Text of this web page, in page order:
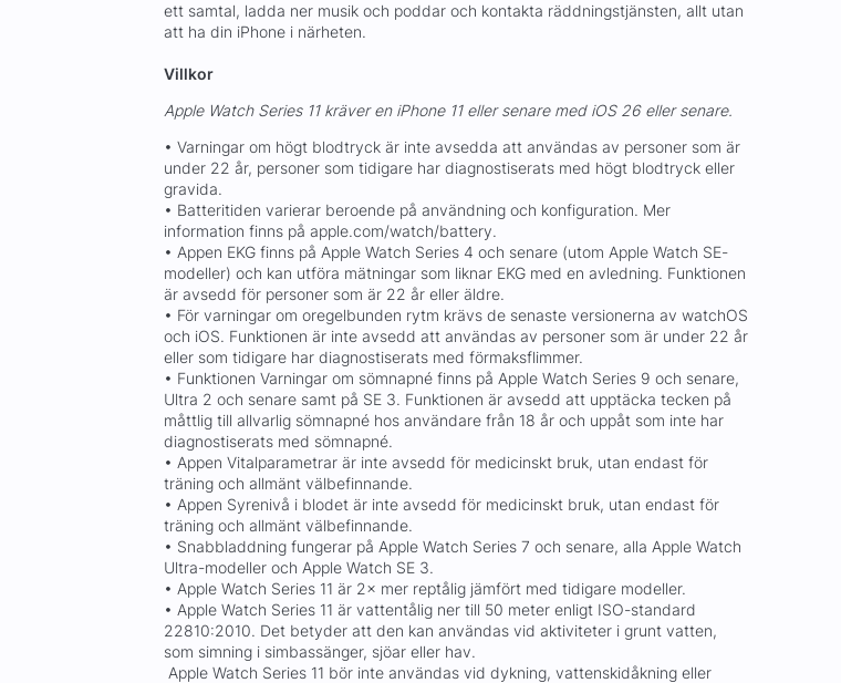
ett samtal, ladda ner musik och poddar och kontakta räddningstjänsten, allt utan
att ha din iPhone i närheten.
Villkor
Apple Watch Series 11 kräver en iPhone 11 eller senare med iOS 26 eller senare.
• Varningar om högt blodtryck är inte avsedda att användas av personer som är
under 22 år, personer som tidigare har diagnostiserats med högt blodtryck eller
gravida.
• Batteritiden varierar beroende på användning och konfiguration. Mer
information finns på apple.com/watch/battery.
• Appen EKG finns på Apple Watch Series 4 och senare (utom Apple Watch SE-
modeller) och kan utföra mätningar som liknar EKG med en avledning. Funktionen
är avsedd för personer som är 22 år eller äldre.
• För varningar om oregelbunden rytm krävs de senaste versionerna av watchOS
och iOS. Funktionen är inte avsedd att användas av personer som är under 22 år
eller som tidigare har diagnostiserats med förmaksflimmer.
• Funktionen Varningar om sömnapné finns på Apple Watch Series 9 och senare,
Ultra 2 och senare samt på SE 3. Funktionen är avsedd att upptäcka tecken på
måttlig till allvarlig sömnapné hos användare från 18 år och uppåt som inte har
diagnostiserats med sömnapné.
• Appen Vitalparametrar är inte avsedd för medicinskt bruk, utan endast för
träning och allmänt välbefinnande.
• Appen Syrenivå i blodet är inte avsedd för medicinskt bruk, utan endast för
träning och allmänt välbefinnande.
• Snabbladdning fungerar på Apple Watch Series 7 och senare, alla Apple Watch
Ultra-modeller och Apple Watch SE 3.
• Apple Watch Series 11 är 2× mer reptålig jämfört med tidigare modeller.
• Apple Watch Series 11 är vattentålig ner till 50 meter enligt ISO-standard
22810:2010. Det betyder att den kan användas vid aktiviteter i grunt vatten,
som simning i simbassänger, sjöar eller hav.
Apple Watch Series 11 bör inte användas vid dykning, vattenskidåkning eller